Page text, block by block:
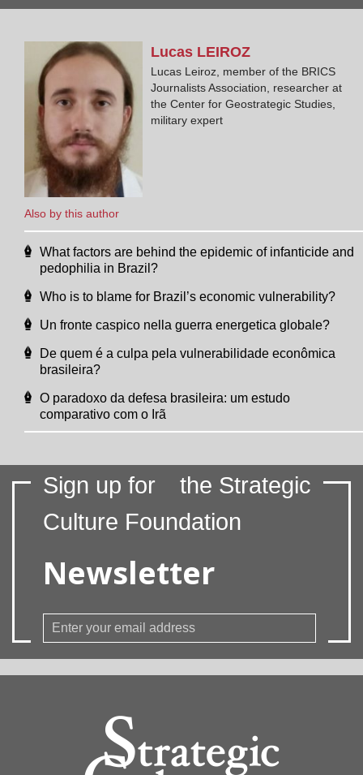
Also by this author
Lucas LEIROZ
Lucas Leiroz, member of the BRICS
Journalists Association, researcher at
the Center for Geostrategic Studies,
military expert
What factors are behind the epidemic of infanticide and
pedophilia in Brazil?
Who is to blame for Brazil’s economic vulnerability?
Un fronte caspico nella guerra energetica globale?
De quem é a culpa pela vulnerabilidade econômica
brasileira?
O paradoxo da defesa brasileira: um estudo
comparativo com o Irã
Sign up for
the Strategic
Culture Foundation
Newsletter